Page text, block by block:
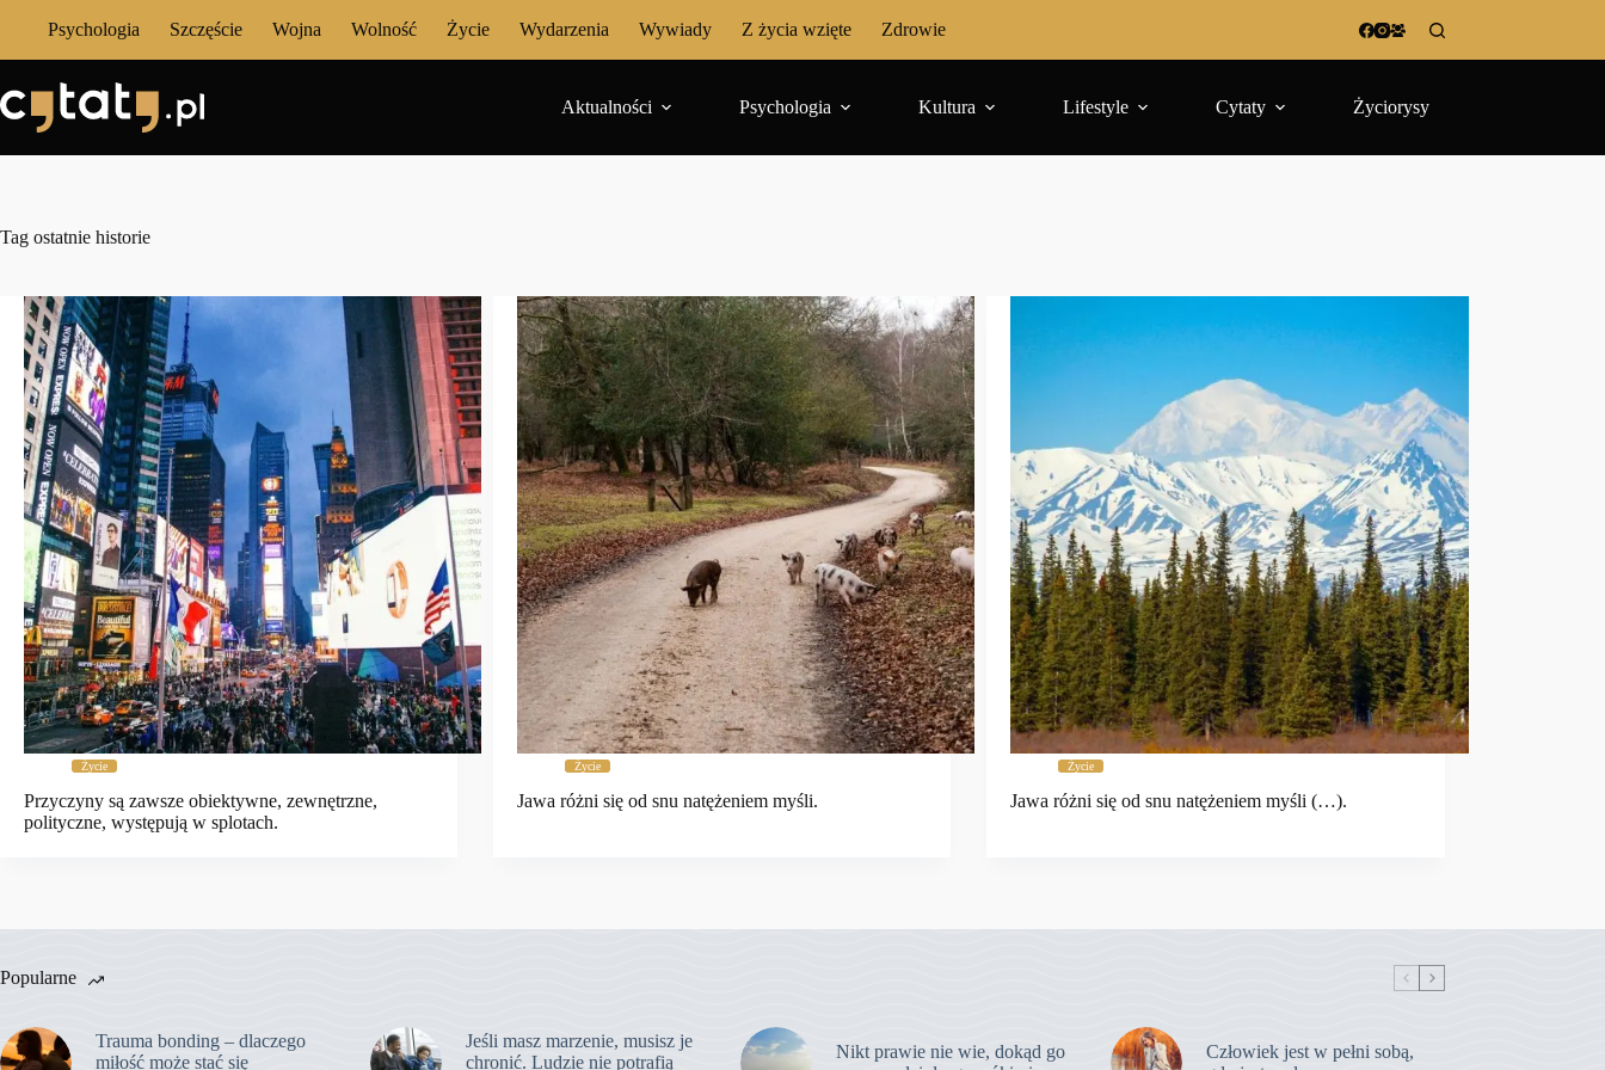
Psychologia Szczęście Wojna Wolność Życie Wydarzenia Wywiady Z życia wzięte Zdrowie
Aktualności Psychologia Kultura Lifestyle Cytaty Życiorysy
Tag ostatnie historie
Życie
Przyczyny są zawsze obiektywne, zewnętrzne,
polityczne, występują w splotach.
Życie
Jawa różni się od snu natężeniem myśli.
Życie
Jawa różni się od snu natężeniem myśli (…).
Popularne
Trauma bonding – dlaczego
miłość może stać się
Jeśli masz marzenie, musisz je
chronić. Ludzie nie potrafią
Nikt prawie nie wie, dokąd go
Człowiek jest w pełni sobą,